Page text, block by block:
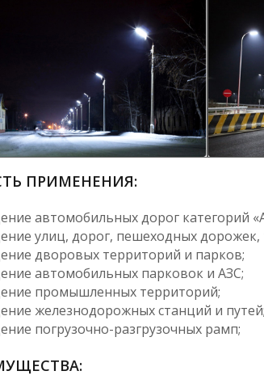
ПРИМЕНЕНИЯ:
автомобильных дорог категорий
улиц, дорог, пешеходных дорожек,
дворовых территорий и парков;
автомобильных парковок и АЗС;
промышленных территорий;
железнодорожных станций и путей;
погрузочно-разгрузочных рамп;